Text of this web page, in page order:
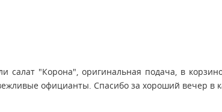
салат "Корона", оригинальная подача, в
официанты. Спасибо за хороший вечер в